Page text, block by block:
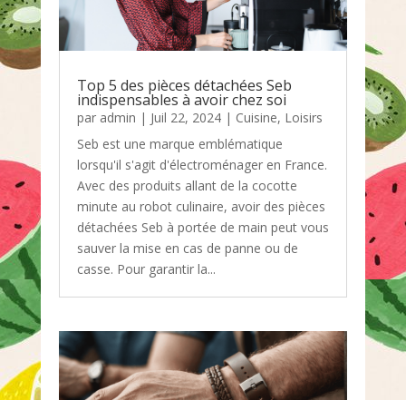
Top 5 des pièces détachées Seb
indispensables à avoir chez soi
par admin | Juil 22, 2024| Cuisine, Loisirs
Seb est une marque emblématique
lorsqu'il s'agit d'électroménager en France.
Avec des produits allant de la cocotte
minute au robot culinaire, avoir des pièces
détachées Seb à portée de main peut vous
sauver la mise en cas de panne ou de
casse. Pour garantir la...